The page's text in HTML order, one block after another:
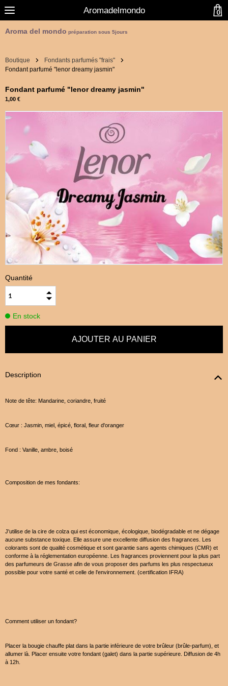
Aromadelmondo
Aroma del mondo préparation sous 5jours
Boutique
Fondants parfumés "frais"
Fondant parfumé "lenor dreamy jasmin"
Fondant parfumé "lenor dreamy jasmin"
1,00 €
Quantité
En stock
Description
Note de tête: Mandarine, coriandre, fruité
Cœur : Jasmin, miel, épicé, floral, fleur d'oranger
Fond : Vanille, ambre, boisé
Composition de mes fondants:
J'utilise de la cire de colza qui est économique, écologique, biodégradable et ne dégage
aucune substance toxique. Elle assure une excellente diffusion des fragrances. Les
colorants sont de qualité cosmétique et sont garantie sans agents chimiques (CMR) et
conforme à la réglementation européenne. Les fragrances proviennent pour la plus part
des parfumeurs de Grasse afin de vous proposer des parfums les plus respectueux
possible pour votre santé et celle de l'environnement. (certification IFRA)
Comment utiliser un fondant?
Placer la bougie chauffe plat dans la partie inférieure de votre brûleur (brûle-parfum), et
allumer là. Placer ensuite votre fondant (galet) dans la partie supérieure. Diffusion de 4h
à 12h.
0